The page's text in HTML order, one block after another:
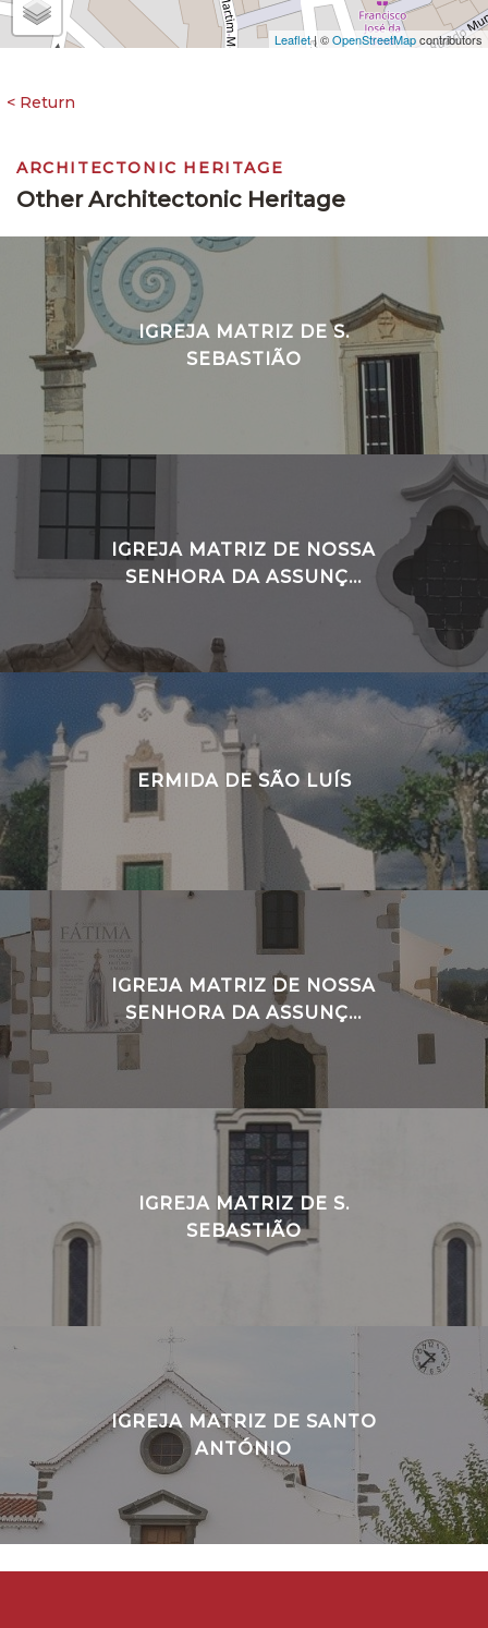
Leaflet| ©OpenStreetMapcontributors
ARCHITECTONIC HERITAGE
Other Architectonic Heritage
IGREJA MATRIZ DE S.
SEBASTIÃO
IGREJA MATRIZ DE NOSSA
SENHORA DA ASSUNÇ...
ERMIDA DE SÃO LUÍS
IGREJA MATRIZ DE NOSSA
SENHORA DA ASSUNÇ...
IGREJA MATRIZ DE S.
SEBASTIÃO
IGREJA MATRIZ DE SANTO
ANTÓNIO